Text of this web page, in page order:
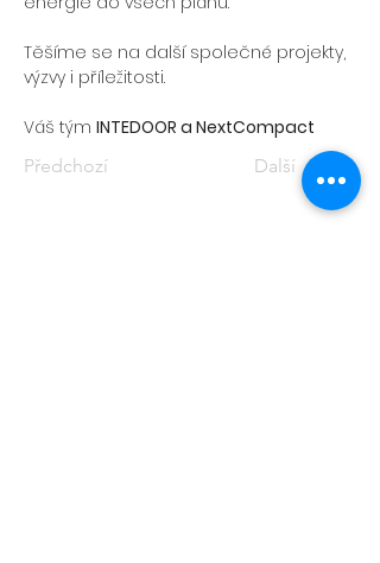
Těšíme se na další společné projekty,
výzvy i příležitosti.
Váš tým INTEDOOR a NextCompact
Předchozí Další